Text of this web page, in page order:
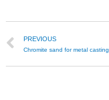
PREVIOUS
Chromite sand for metal casting